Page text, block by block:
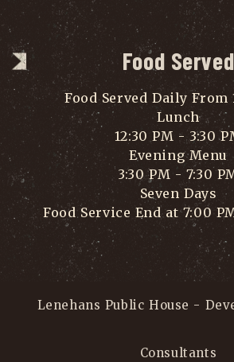
Food Served
Food Served Daily From
Lunch
12:30 PM - 3:30
Evening Menu
3:30 PM - 7:30
Seven Days
Food Service End at 7:00
Lenehans Public House -
Consultants